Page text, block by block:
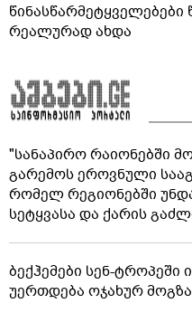
რეალურად ახდა
"სანაპირო რაიონებში
გარემოს ეროვნული
რომელ რეგიონებში
სეტყვასა და ქარის
ბექჰემები სენ-ტროპეში
უერთდება ოჯახურ